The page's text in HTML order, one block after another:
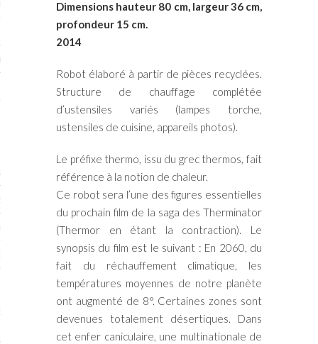
2017
MURS 2017-2018
2016
PARISARTISTES # 2016
Dimensions hauteur 80 cm, largeur 36 cm,
profondeur 15 cm.
2014
Robot élaboré à partir de pièces recyclées.
Structure de chauffage complétée
d’ustensiles variés (lampes torche,
ustensiles de cuisine, appareils photos).
Le préfixe thermo, issu du grec thermos, fait
référence à la notion de chaleur.
Ce robot sera l’une des figures essentielles
du prochain film de la saga des Therminator
(Thermor en étant la contraction). Le
synopsis du film est le suivant : En 2060, du
fait du réchauffement climatique, les
températures moyennes de notre planète
ont augmenté de 8°. Certaines zones sont
devenues totalement désertiques. Dans
cet enfer caniculaire, une multinationale de